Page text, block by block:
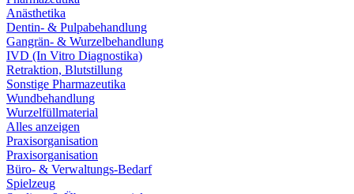
Anästhetika
Dentin- & Pulpabehandlung
Gangrän- & Wurzelbehandlung
IVD (In Vitro Diagnostika)
Retraktion, Blutstillung
Sonstige Pharmazeutika
Wundbehandlung
Wurzelfüllmaterial
Alles anzeigen
Praxisorganisation
Praxisorganisation
Büro- & Verwaltungs-Bedarf
Spielzeug